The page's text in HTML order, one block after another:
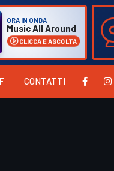
ORA IN ONDA
Music All Around
CLICCA E ASCOLTA
CONTATTI